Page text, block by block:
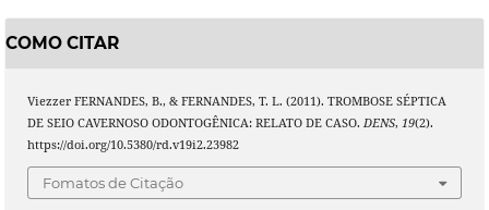
COMO CITAR
Viezzer FERNANDES, B., & FERNANDES, T. L. (2011). TROMBOSE SÉPTICA
DE SEIO CAVERNOSO ODONTOGÊNICA: RELATO DE CASO. DENS, 19(2).
https://doi.org/10.5380/rd.v19i2.23982
Fomatos de Citação